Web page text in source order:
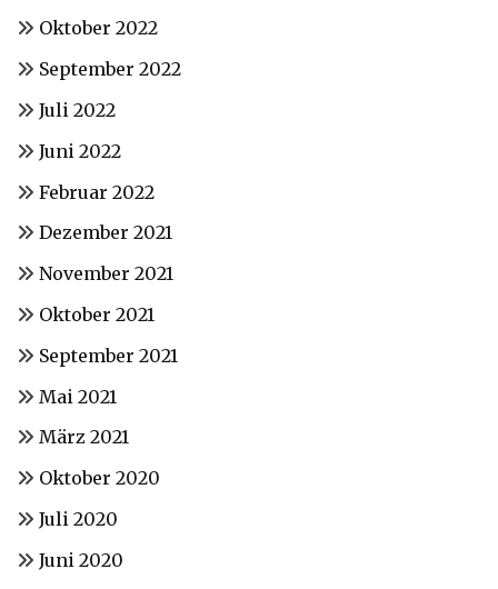
Oktober 2022
September 2022
Juli 2022
Juni 2022
Februar 2022
Dezember 2021
November 2021
Oktober 2021
September 2021
Mai 2021
März 2021
Oktober 2020
Juli 2020
Juni 2020